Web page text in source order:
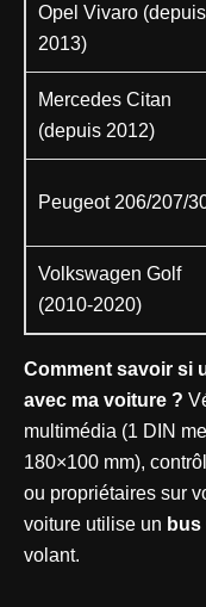
Opel Vivaro (depuis
2013)
Mercedes Citan
(depuis 2012)
Peugeot 206/207/
Volkswagen Golf
(2010-2020)
Comment savoir si
avec ma voiture ?
multimédia (1 DIN
180×100 mm),
ou propriétaires sur
voiture utilise un bus
volant.